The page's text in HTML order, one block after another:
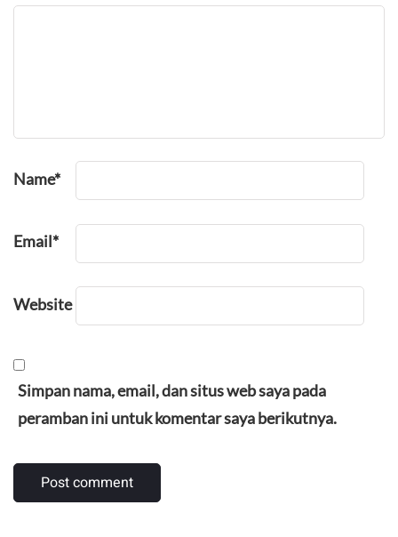
Name*
Email*
Website
Simpan nama, email, dan situs web saya pada
peramban ini untuk komentar saya berikutnya.